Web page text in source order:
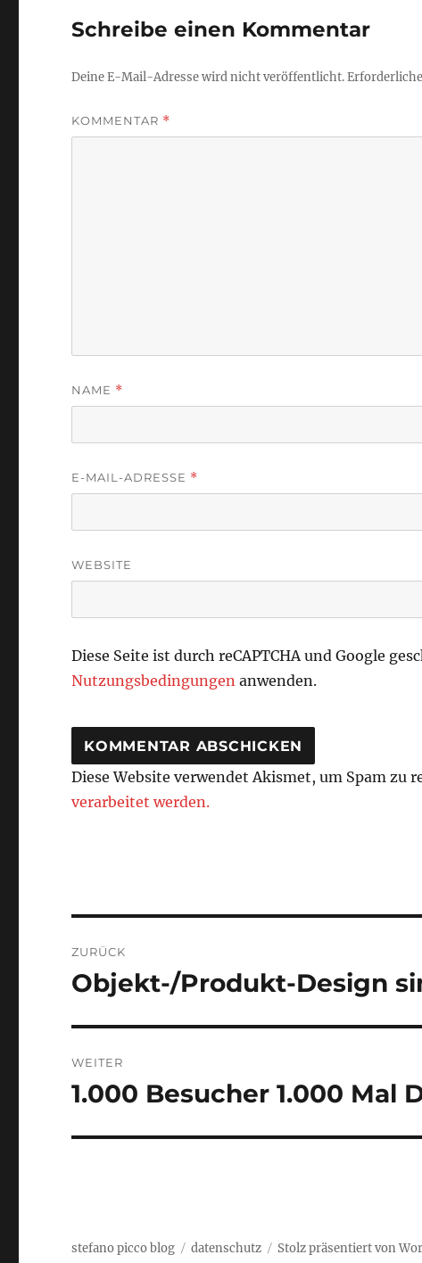
Schreibe einen Kommentar
Deine E-Mail-Adresse wird nicht veröffentlicht.
KOMMENTAR *
NAME *
E-MAIL-ADRESSE *
WEBSITE
Diese Seite ist durch reCAPTCHA und Google
Nutzungsbedingungen anwenden.
Diese Website verwendet Akismet, um Spam zu
verarbeitet werden.
ZURÜCK
Vorheriger
Objekt-/Produkt-Design
WEITER
Nächster
1.000 Besucher 1.000 Mal
stefano picco blog datenschutz Stolz präsentiert von